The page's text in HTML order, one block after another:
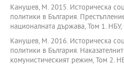
Канушев, М. 2015. Историческа
политики в България.
националната държава, Том 1.
Канушев, М. 2016. Историческа
политики в България.
комунистическият режим, Том 2.